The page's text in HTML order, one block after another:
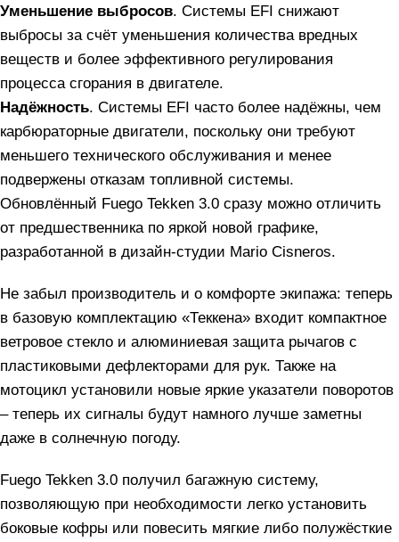
Уменьшение выбросов. Системы EFI снижают
выбросы за счёт уменьшения количества вредных
веществ и более эффективного регулирования
процесса сгорания в двигателе.
Надёжность. Системы EFI часто более надёжны, чем
карбюраторные двигатели, поскольку они требуют
меньшего технического обслуживания и менее
подвержены отказам топливной системы.
Обновлённый Fuego Tekken 3.0 сразу можно отличить
от предшественника по яркой новой графике,
разработанной в дизайн-студии Mario Cisneros.
Не забыл производитель и о комфорте экипажа: теперь
в базовую комплектацию «Теккена» входит компактное
ветровое стекло и алюминиевая защита рычагов с
пластиковыми дефлекторами для рук. Также на
мотоцикл установили новые яркие указатели поворотов
– теперь их сигналы будут намного лучше заметны
даже в солнечную погоду.
Fuego Tekken 3.0 получил багажную систему,
позволяющую при необходимости легко установить
боковые кофры или повесить мягкие либо полужёсткие